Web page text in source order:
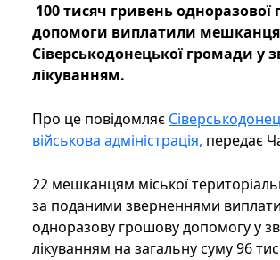
100 тисяч гривень одноразової
допомоги виплатили
Сіверськодонецької громади у
лікуванням.
Про це повідомляє
військова адміністрація, передає
22 мешканцям міської
за поданими зверненнями
одноразову грошову допомогу у
лікуванням на загальну суму 96